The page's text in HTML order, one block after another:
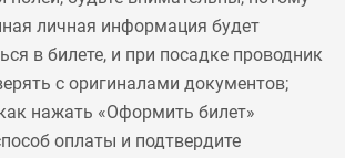
личная информация будет
в билете, и при посадке проводник
с оригиналами документов;
нажать «Оформить билет»
оплаты и подтвердите